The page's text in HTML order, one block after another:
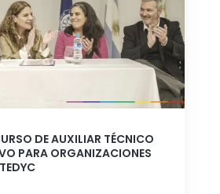
DE AUXILIAR TÉCNICO
PARA ORGANIZACIONES